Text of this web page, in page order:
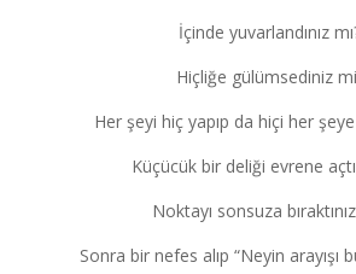
İçinde yuvarlandınız
Hiçliğe gülümsediniz
Her şeyi hiç yapıp da hiçi her şeye
Küçücük bir deliği evrene
Noktayı sonsuza
Sonra bir nefes alıp “Neyin arayışı